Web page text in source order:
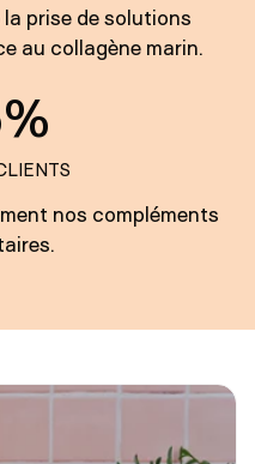
prise de solutions
au collagène marin.
nos compléments